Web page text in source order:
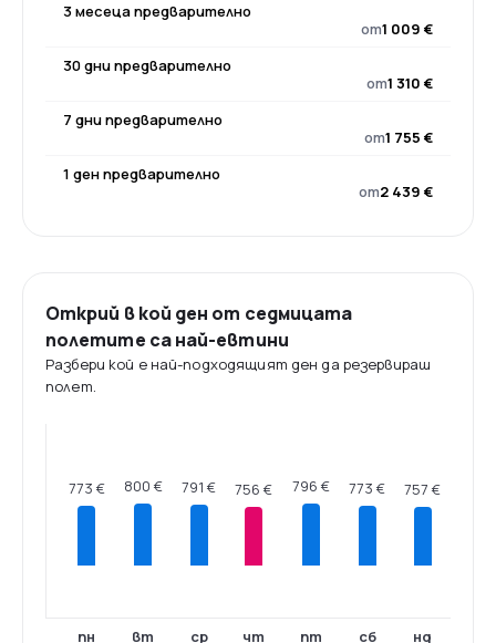
3 месеца предварително
от1 009 €
30 дни предварително
от1 310 €
7 дни предварително
от1 755 €
1 ден предварително
от2 439 €
Открий в кой ден от седмицата
полетите са най-евтини
Разбери кой е най-подходящият ден да резервираш
полет.
773 €
пн
800 €
вт
791 €
ср
756 €
чт
796 €
пт
773 €
сб
757 €
нд